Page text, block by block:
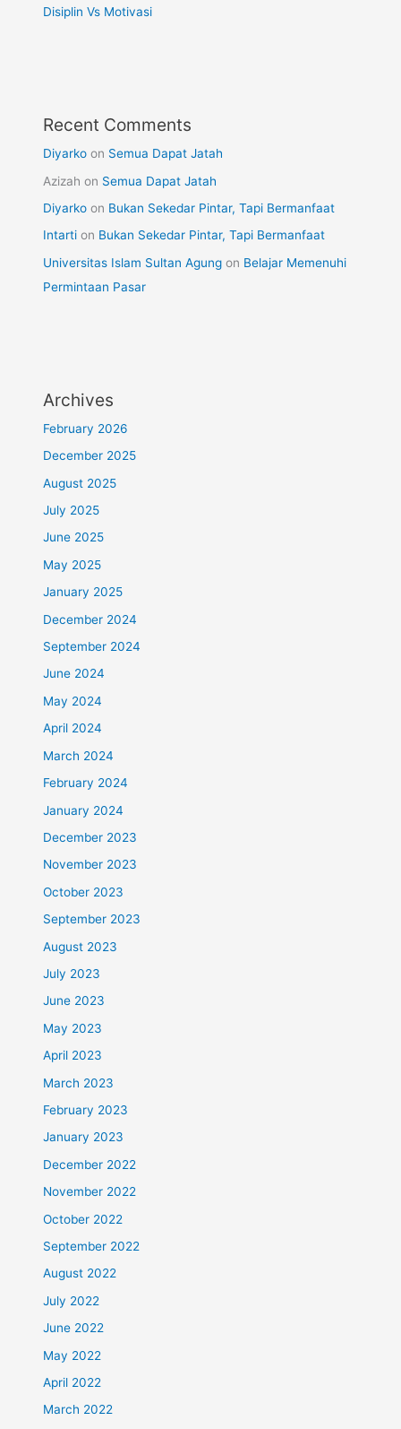
Disiplin Vs Motivasi
Recent Comments
Diyarko on Semua Dapat Jatah
Azizah on Semua Dapat Jatah
Diyarko on Bukan Sekedar Pintar, Tapi Bermanfaat
Intarti on Bukan Sekedar Pintar, Tapi Bermanfaat
Universitas Islam Sultan Agung on Belajar Memenuhi
Permintaan Pasar
Archives
February 2026
December 2025
August 2025
July 2025
June 2025
May 2025
January 2025
December 2024
September 2024
June 2024
May 2024
April 2024
March 2024
February 2024
January 2024
December 2023
November 2023
October 2023
September 2023
August 2023
July 2023
June 2023
May 2023
April 2023
March 2023
February 2023
January 2023
December 2022
November 2022
October 2022
September 2022
August 2022
July 2022
June 2022
May 2022
April 2022
March 2022